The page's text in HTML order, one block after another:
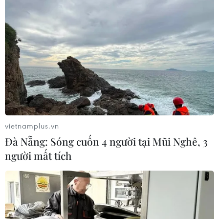
Thứ trưởng Phan Thị Thắng thăm,
động viên lực lượng tìm kiếm hài cốt
liệt sĩ tại Công viên Lê Thị Riêng
08/08/2026 14:12
Quy định chức năng, nhiệm vụ,
quyền hạn và cơ cấu tổ chức của Bộ Y
tế
08/08/2026 14:03
Cựu Trưởng ban quản lý chung cư
lừa bán căn hộ tái định cư, chiếm
đoạt hơn 2 tỷ đồng
08/08/2026 13:41
vietnamplus.vn
Đà Nẵng: Sóng cuốn 4 người tại Mũi Nghê, 3
người mất tích